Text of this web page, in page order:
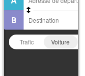
Trafic Voiture